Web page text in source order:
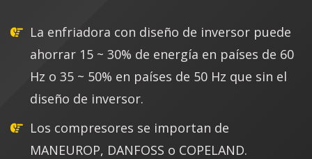
La enfriadora con diseño de inversor puede
ahorrar 15 ~ 30% de energía en países de 60
Hz o 35 ~ 50% en países de 50 Hz que sin el
diseño de inversor.
Los compresores se importan de
MANEUROP, DANFOSS o COPELAND.